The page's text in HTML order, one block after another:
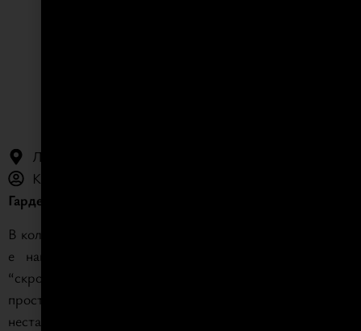
Локация: София
Клиент: Частен клиент
Гардероб по поръчка за “скроени” решения
В колекцията
е най-гъвкавият модел, проектиран като истинско
“скроено по мярка” решение. Идеален е за ъглови
пространства, над врати, тавански помещения и други
нестандартни зони. Дълбочината на гардероба може да